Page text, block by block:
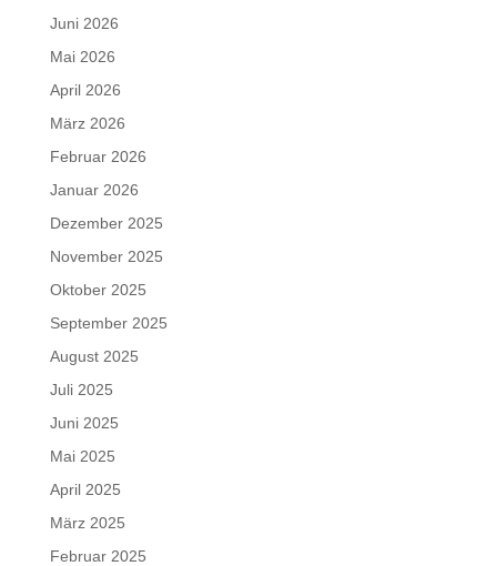
Juni 2026
Mai 2026
April 2026
März 2026
Februar 2026
Januar 2026
Dezember 2025
November 2025
Oktober 2025
September 2025
August 2025
Juli 2025
Juni 2025
Mai 2025
April 2025
März 2025
Februar 2025